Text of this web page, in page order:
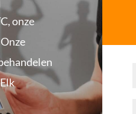
onze
Elk